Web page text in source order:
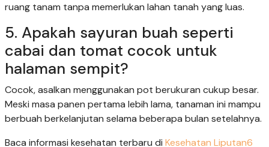
ruang tanam tanpa memerlukan lahan tanah yang luas.
5. Apakah sayuran buah seperti
cabai dan tomat cocok untuk
halaman sempit?
Cocok, asalkan menggunakan pot berukuran cukup besar.
Meski masa panen pertama lebih lama, tanaman ini mampu
berbuah berkelanjutan selama beberapa bulan setelahnya.
Baca informasi kesehatan terbaru di Kesehatan Liputan6